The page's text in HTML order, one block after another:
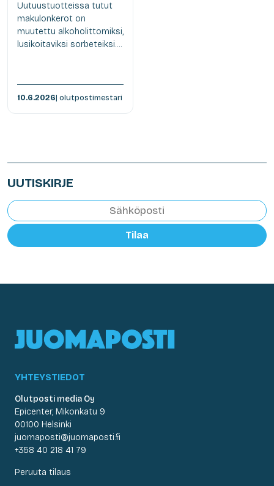
Uutuustuotteissa tutut
makulonkerot on
muutettu alkoholittomiksi,
lusikoitaviksi sorbeteiksi....
10.6.2026| olutpostimestari
UUTISKIRJE
Tilaa
YHTEYSTIEDOT
Olutposti media Oy
Epicenter, Mikonkatu 9
00100 Helsinki
juomaposti@juomaposti.fi
+358 40 218 41 79
Peruuta tilaus